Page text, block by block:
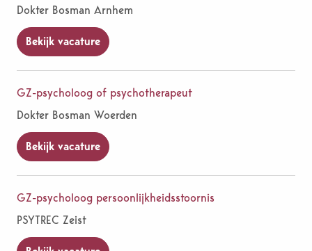
Dokter Bosman Arnhem
Bekijk vacature
GZ-psycholoog of psychotherapeut
Dokter Bosman Woerden
Bekijk vacature
GZ-psycholoog persoonlijkheidsstoornis
PSYTREC Zeist